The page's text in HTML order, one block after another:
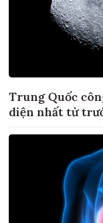
Trung Quốc
diện nhất từ